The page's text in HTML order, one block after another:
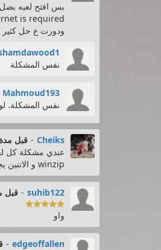
بس افتح لعبه
is required
ودورت ع حل
نفس المشكلة
Mahmoud193
نفس المشكلة.
Cheiks
- قبل
winzip و الاتنين يجيلي فيهم errors ارجو المساعدة
suhib122
- قبل

واو
edgeoffallen
-